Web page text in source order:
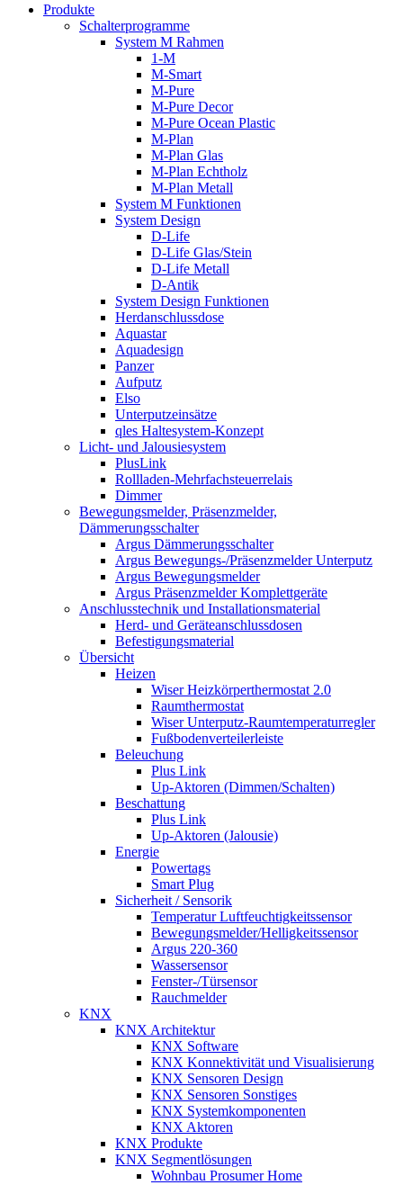
Produkte
Schalterprogramme
System M Rahmen
1-M
M-Smart
M-Pure
M-Pure Decor
M-Pure Ocean Plastic
M-Plan
M-Plan Glas
M-Plan Echtholz
M-Plan Metall
System M Funktionen
System Design
D-Life
D-Life Glas/Stein
D-Life Metall
D-Antik
System Design Funktionen
Herdanschlussdose
Aquastar
Aquadesign
Panzer
Aufputz
Elso
Unterputzeinsätze
qles Haltesystem-Konzept
Licht- und Jalousiesystem
PlusLink
Rollladen-Mehrfachsteuerrelais
Dimmer
Bewegungsmelder, Präsenzmelder,
Dämmerungsschalter
Argus Dämmerungsschalter
Argus Bewegungs-/Präsenzmelder Unterputz
Argus Bewegungsmelder
Argus Präsenzmelder Komplettgeräte
Anschlusstechnik und Installationsmaterial
Herd- und Geräteanschlussdosen
Befestigungsmaterial
Übersicht
Heizen
Wiser Heizkörperthermostat 2.0
Raumthermostat
Wiser Unterputz-Raumtemperaturregler
Fußbodenverteilerleiste
Beleuchung
Plus Link
Up-Aktoren (Dimmen/Schalten)
Beschattung
Plus Link
Up-Aktoren (Jalousie)
Energie
Powertags
Smart Plug
Sicherheit / Sensorik
Temperatur Luftfeuchtigkeitssensor
Bewegungsmelder/Helligkeitssensor
Argus 220-360
Wassersensor
Fenster-/Türsensor
Rauchmelder
KNX
KNX Architektur
KNX Software
KNX Konnektivität und Visualisierung
KNX Sensoren Design
KNX Sensoren Sonstiges
KNX Systemkomponenten
KNX Aktoren
KNX Produkte
KNX Segmentlösungen
Wohnbau Prosumer Home